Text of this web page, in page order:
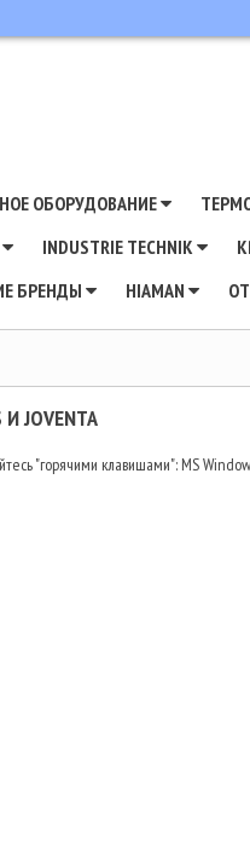
ОБОРУДОВАНИЕ
INDUSTRIE TECHNIK
БРЕНДЫ HIAMAN
JOVENTA
"горячими клавишами": MS